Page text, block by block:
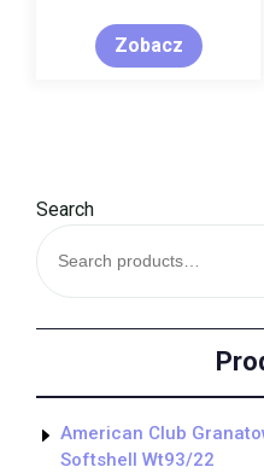
Zobacz
Search
American Club
Softshell Wt93/22